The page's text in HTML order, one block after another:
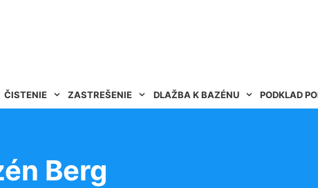
ČISTENIE ZASTREŠENIE DLAŽBA K BAZÉNU PODKLAD
Berg